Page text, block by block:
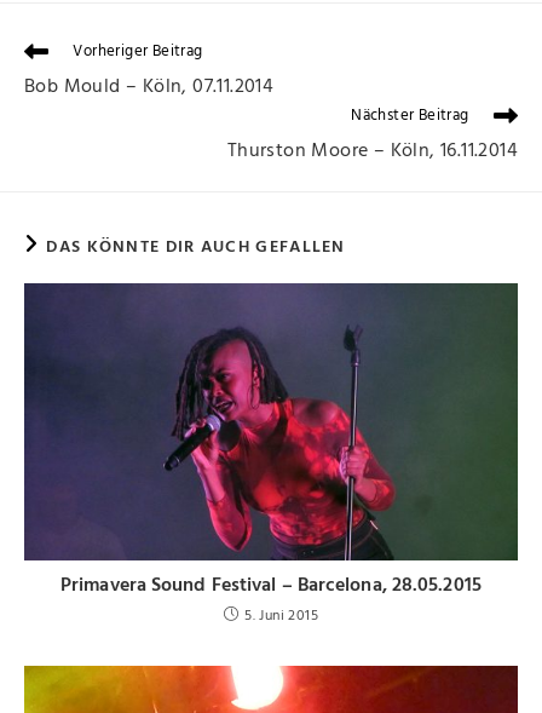
Vorheriger Beitrag
Bob Mould – Köln, 07.11.2014
Nächster Beitrag
Thurston Moore – Köln, 16.11.2014
DAS KÖNNTE DIR AUCH GEFALLEN
Primavera Sound Festival – Barcelona, 28.05.2015
5. Juni 2015